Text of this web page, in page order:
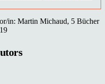
in: Martin Michaud, 5 Bücher